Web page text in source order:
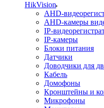
HikVision
AHD-
AHD-камеры
IP-
IP-камеры
Блоки питания
Датчики
Доводчики для
Кабель
Домофоны
Кронштейны и
Микрофоны